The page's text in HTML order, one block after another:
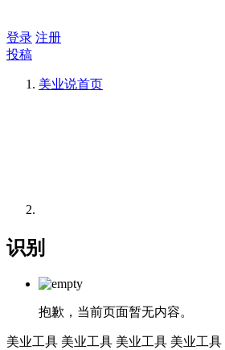
登录 注册
投稿
美业说首页
识别
抱歉，当前页面暂无内容。
美业工具 美业工具 美业工具 美业工具